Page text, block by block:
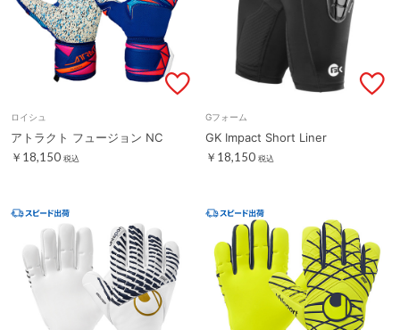
ロイシュ
アトラクト フュージョン NC
￥18,150 税込
Gフォーム
GK Impact Short Liner
￥18,150 税込